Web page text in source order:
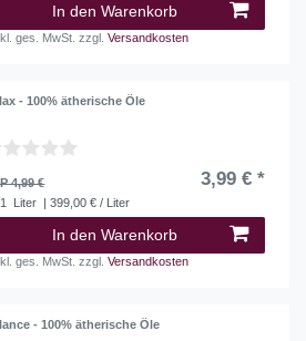
In den Warenkorb
ges. MwSt. zzgl.Versandkosten
- 100% ätherische Öle
4,99 € 3,99 € *
Liter | 399,00 € / Liter
In den Warenkorb
ges. MwSt. zzgl.Versandkosten
- 100% ätherische Öle